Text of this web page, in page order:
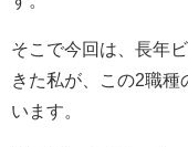
そこで今回は、長年
きた私が、この2職
います。